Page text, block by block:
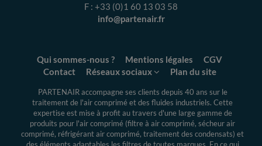
F : +33 (0)1 60 13 03 58
info@partenair.fr
Qui sommes-nous ? Mentions légales
CGV
Contact
Réseaux sociaux Plan du site
PARTENAIR accompagne ses clients depuis 40 ans sur le
traitement de l'air comprimé et des fluides industriels. Cette
expertiseest mise à profit au travers d'une large gamme de
produits pour l'air comprimé (filtre à air comprimé, sécheur air
comprimé, réfrigérant air comprimé, traitement des condensats) et